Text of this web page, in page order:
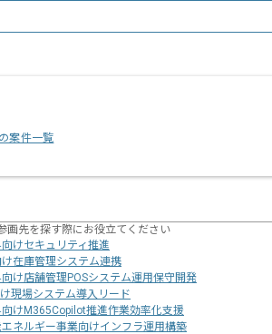
案件一覧
画先を探す際にお役立てください
向けセキュリティ推進
け在庫管理システム連携
向け店舗管理POSシステム運用保守開発
け現場システム導入リード
向けM365Copilot推進作業効率化支援
エネルギー事業向けインフラ運用構築